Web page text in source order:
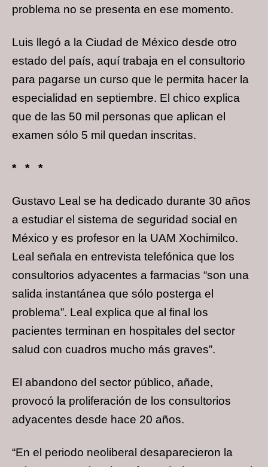
problema no se presenta en ese momento.
Luis llegó a la Ciudad de México desde otro
estado del país, aquí trabaja en el consultorio
para pagarse un curso que le permita hacer la
especialidad en septiembre. El chico explica
que de las 50 mil personas que aplican el
examen sólo 5 mil quedan inscritas.
* * *
Gustavo Leal se ha dedicado durante 30 años
a estudiar el sistema de seguridad social en
México y es profesor en la UAM Xochimilco.
Leal señala en entrevista telefónica que los
consultorios adyacentes a farmacias “son una
salida instantánea que sólo posterga el
problema”. Leal explica que al final los
pacientes terminan en hospitales del sector
salud con cuadros mucho más graves”.
El abandono del sector público, añade,
provocó la proliferación de los consultorios
adyacentes desde hace 20 años.
“En el periodo neoliberal desaparecieron la